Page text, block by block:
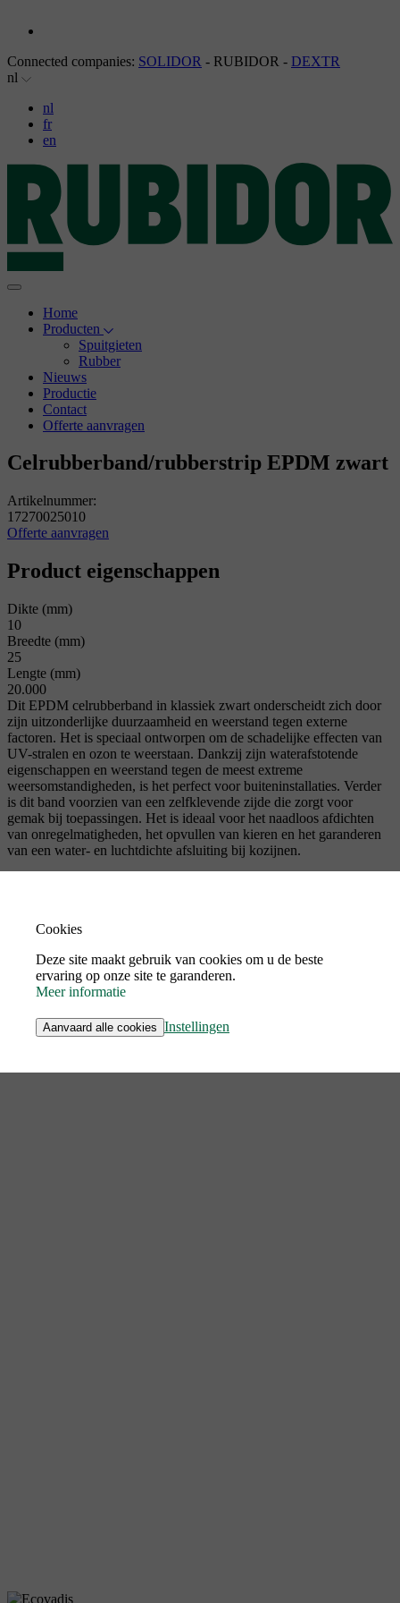
Connected companies: SOLIDOR - RUBIDOR - DEXTR
nl
nl
fr
en
Home
Producten
Spuitgieten
Rubber
Nieuws
Productie
Contact
Offerte aanvragen
Celrubberband/rubberstrip EPDM zwart
Artikelnummer:
17270025010
Offerte aanvragen
Product eigenschappen
Dikte (mm)
10
Breedte (mm)
25
Lengte (mm)
20.000
Dit EPDM celrubberband in klassiek zwart onderscheidt zich door
zijn uitzonderlijke duurzaamheid en weerstand tegen externe
factoren. Het is speciaal ontworpen om de schadelijke effecten van
UV-stralen en ozon te weerstaan. Dankzij zijn waterafstotende
eigenschappen en weerstand tegen de meest extreme
weersomstandigheden, is het perfect voor buiteninstallaties. Verder
is dit band voorzien van een zelfklevende zijde die zorgt voor
gemak bij toepassingen. Het is ideaal voor het naadloos afdichten
van onregelmatigheden, het opvullen van kieren en het garanderen
van een water- en luchtdichte afsluiting bij kozijnen.
Cookies
Deze site maakt gebruik van cookies om u de beste
ervaring op onze site te garanderen.
Meer informatie
Aanvaard alle cookies Instellingen